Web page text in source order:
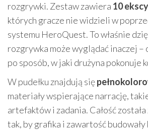
rozgrywki. Zestaw zawiera 10
których gracze nie widzieli w
systemu HeroQuest. To właśnie
rozgrywka może wyglądać inaczej –
po sposób, w jaki drużyna pokonuje
W pudełku znajdują się
materiały wspierające narrację,
artefaktów i zadania. Całość
tak, by grafika i zawartość